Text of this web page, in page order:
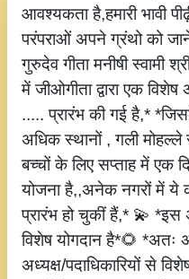
आवश्यकता है,हमारी भावी
परंपराओं अपने ग्रंथो को
गुरुदेव गीता मनीषी स्वामी
में जीओगीता द्वारा एक
..... प्रारंभ की गई है,*
अधिक स्थानों , गली
बच्चों के लिए सप्ताह में एक
योजना है,,अनेक नगरों में ये
प्रारंभ हो चुकीं हैं,* 💫 *इस
विशेष योगदान है*🌻 *अतः
अध्यक्ष/पदाधिकारियों से